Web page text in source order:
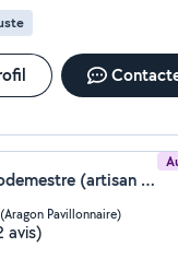
Andy Brodemestre (artisan brodemestre)
Pavillonnaire)
avis)